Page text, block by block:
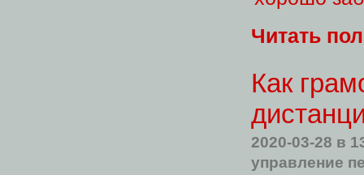
Читать
Как
2020-03-28 в
управление